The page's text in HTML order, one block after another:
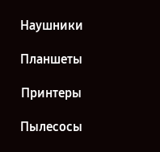
Наушники
Планшеты
Принтеры
Пылесосы